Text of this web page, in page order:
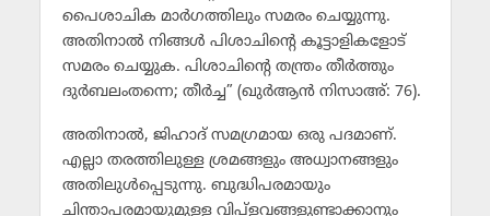
പൈശാചിക മാര്‍ഗത്തിലും സമരം ചെയ്യുന്നു.
അതിനാല്‍ നിങ്ങള്‍ പിശാചിന്റെ കൂട്ടാളികളോട്
സമരം ചെയ്യുക. പിശാചിന്റെ തന്ത്രം തീര്‍ത്തും
ദുര്‍ബലംതന്നെ; തീര്‍ച്ച” (ഖുര്‍ആന്‍ നിസാഅ്: 76).
അതിനാല്‍, ജിഹാദ് സമഗ്രമായ ഒരു പദമാണ്.
എല്ലാ തരത്തിലുള്ള ശ്രമങ്ങളും അധ്വാനങ്ങളും
അതിലുള്‍പ്പെടുന്നു. ബുദ്ധിപരമായും
ചിന്താപരമായുമുള്ള വിപ്‌ളവങ്ങളുണ്ടാക്കാനും